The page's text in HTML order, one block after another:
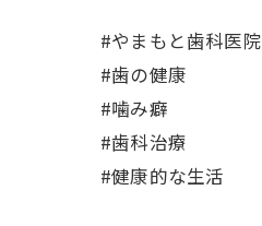
#やまもと歯科医院
#歯の健康
#噛み癖
#歯科治療
#健康的な生活